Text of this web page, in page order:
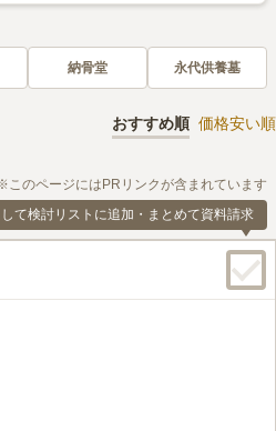
納骨堂 永代供養墓
おすすめ順 価格安い順
このページにはPRリンクが含まれています
て検討リストに追加・まとめて資料請求